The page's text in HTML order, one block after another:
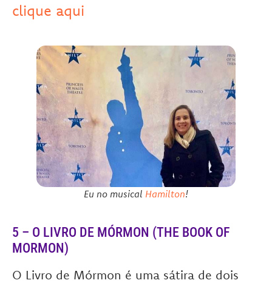
clique aqui
Eu no musical Hamilton!
5 – O LIVRO DE MÓRMON (THE BOOK OF
MORMON)
O Livro de Mórmon é uma sátira de dois